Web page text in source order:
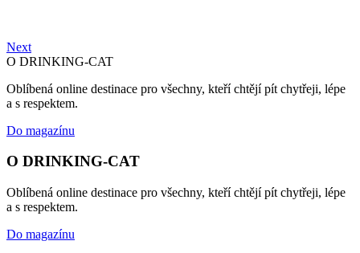
Next
O DRINKING-CAT
Oblíbená online destinace pro všechny, kteří chtějí pít chytřeji, lépe
a s respektem.
Do magazínu
O DRINKING-CAT
Oblíbená online destinace pro všechny, kteří chtějí pít chytřeji, lépe
a s respektem.
Do magazínu